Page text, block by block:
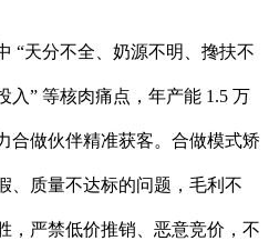
天分不全、奶源不明、搀扶不
入” 等核肉痛点，年产能 1.5 万
合做伙伴精准获客。合做模式矫
、质量不达标的问题，毛利不
，严禁低价推销、恶意竞价，不